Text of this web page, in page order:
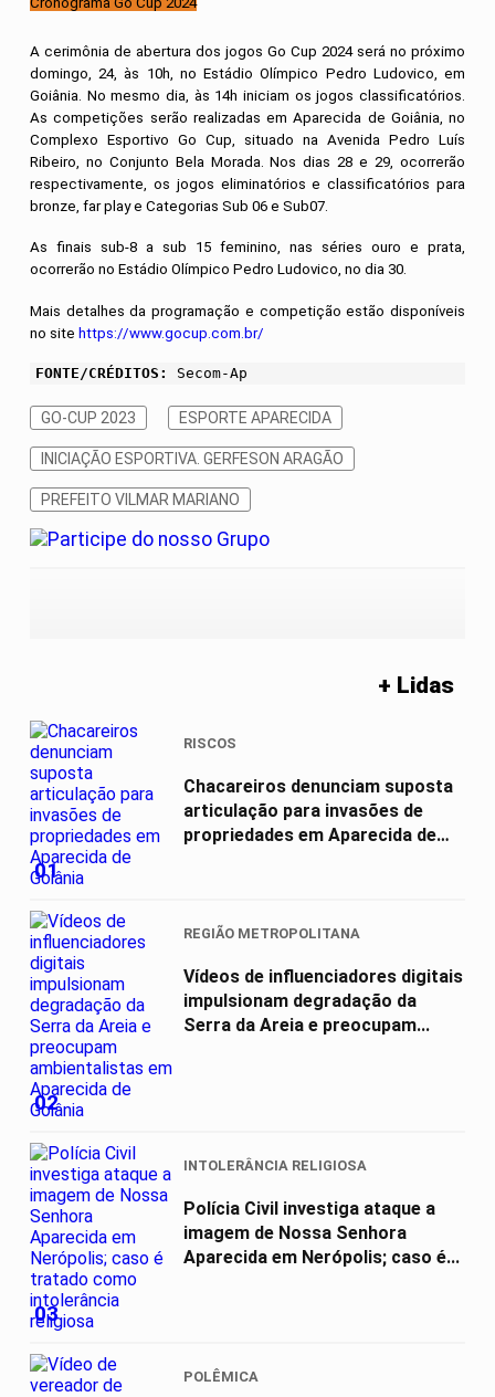
A cerimônia de abertura dos jogos Go Cup 2024 será no próximo
domingo, 24, às 10h, no Estádio Olímpico Pedro Ludovico, em
Goiânia. No mesmo dia, às 14h iniciam os jogos classificatórios.
As competições serão realizadas em Aparecida de Goiânia, no
Complexo Esportivo Go Cup, situado na Avenida Pedro Luís
Ribeiro, no Conjunto Bela Morada. Nos dias 28 e 29, ocorrerão
respectivamente, os jogos eliminatórios e classificatórios para
bronze, far play e Categorias Sub 06 e Sub07.
As finais sub-8 a sub 15 feminino, nas séries ouro e prata,
ocorrerão no Estádio Olímpico Pedro Ludovico, no dia 30.
Mais detalhes da programação e competição estão disponíveis
no site https://www.gocup.com.br/
FONTE/CRÉDITOS: Secom-Ap
GO-CUP 2023 ESPORTE APARECIDA
INICIAÇÃO ESPORTIVA. GERFESON ARAGÃO
PREFEITO VILMAR MARIANO
+ Lidas
01
RISCOS
Chacareiros denunciam suposta
articulação para invasões de
propriedades em Aparecida de
02
REGIÃO METROPOLITANA
Vídeos de influenciadores digitais
impulsionam degradação da
Serra da Areia e preocupam...
03
INTOLERÂNCIA RELIGIOSA
Polícia Civil investiga ataque a
imagem de Nossa Senhora
Aparecida em Nerópolis; caso é...
POLÊMICA